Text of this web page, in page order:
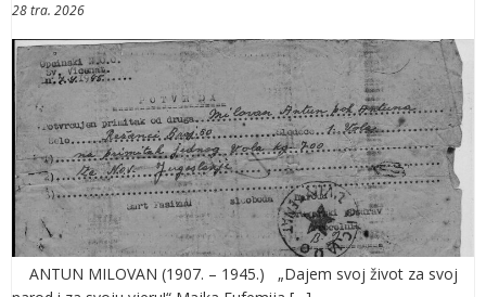
28 tra. 2026
ANTUN MILOVAN (1907. – 1945.) „Dajem svoj život za svoj